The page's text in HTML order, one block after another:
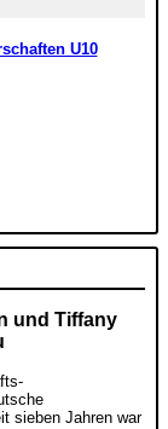
U10
und Tiffany
sieben Jahren war